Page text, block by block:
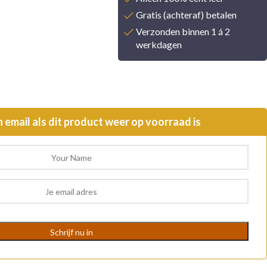
Gratis (achteraf) betalen
Verzonden binnen 1 á 2
werkdagen
email als dit product weer op voorraad is